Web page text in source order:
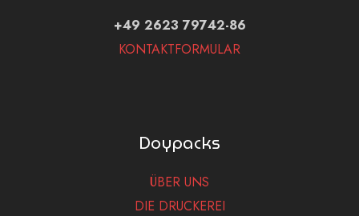
+49 2623 79742-86
KONTAKTFORMULAR
Doypacks
ÜBER UNS
DIE DRUCKEREI